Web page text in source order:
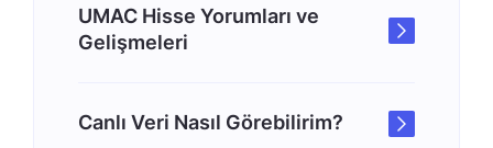
UMAC Hisse Yorumları ve
Gelişmeleri
Canlı Veri Nasıl Görebilirim?